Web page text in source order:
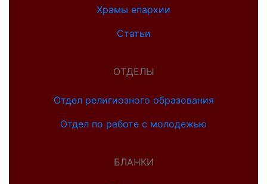
Храмы епархии
Статьи
ОТДЕЛЫ
Отдел религиозного образования
Отдел по работе с молодежью
БЛАНКИ